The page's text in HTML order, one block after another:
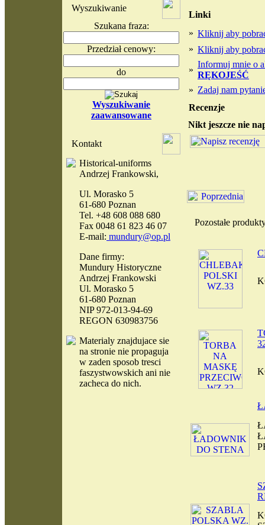
Wyszukiwanie
Szukana fraza:
Przedział cenowy:
do
Wyszukiwanie
zaawansowane
Kontakt
Historical-uniforms
Andrzej Frankowski,
Ul. Morasko 5
61-680 Poznan
Tel. +48 608 088 680
Fax 0048 61 823 46 07
E-mail: mundury@op.pl
Dane firmy:
Mundury Historyczne
Andrzej Frankowski
Ul. Morasko 5
61-680 Poznan
NIP 972-013-94-69
REGON 630983756
Materialy znajdujace sie
na stronie nie propaguja
w zaden sposob tresci
faszystwowskich ani nie
zacheca do nich.
Linki
» Kliknij aby
» Kliknij aby
»
Informuj mnie o
RĘKOJEŚĆ
» Zadaj nam
Recenzje
Nikt jeszcze nie
Pozostałe